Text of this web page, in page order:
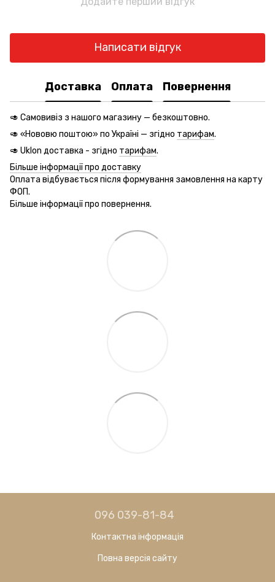
Написати відгук
Доставка Оплата Повернення
🥑 Самовивіз з нашого магазину — безкоштовно.
🥑 «Нововю поштою» по Україні — згідно тарифам.
🥑 Uklon доставка - згідно тарифам.
Більше інформації про доставку
Оплата відбувається після формування замовлення на карту
ФОП.
Більше інформації про повернення.
096 039-81-84
Контактна інформація
Повна версія сайту